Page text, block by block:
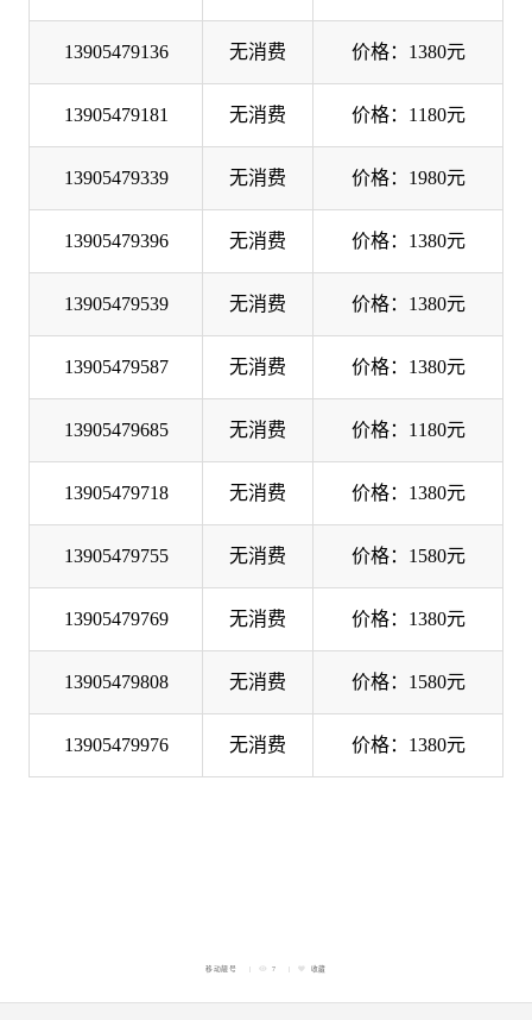
13905479136 无消费 价格：1380元
13905479181 无消费 价格：1180元
13905479339 无消费 价格：1980元
13905479396 无消费 价格：1380元
13905479539 无消费 价格：1380元
13905479587 无消费 价格：1380元
13905479685 无消费 价格：1180元
13905479718 无消费 价格：1380元
13905479755 无消费 价格：1580元
13905479769 无消费 价格：1380元
13905479808 无消费 价格：1580元
13905479976 无消费 价格：1380元
移动靓号 7 收藏